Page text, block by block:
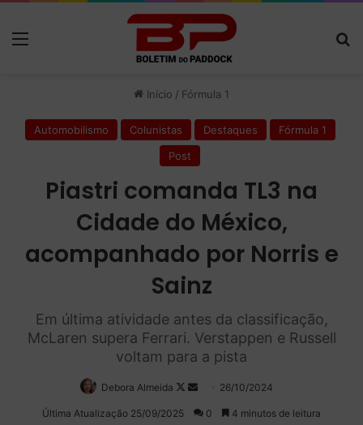
Início / Fórmula 1
Automobilismo Colunistas Destaques
Fórmula 1
Post
Piastri comanda TL3 na
Cidade do México,
acompanhado por Norris e
Sainz
Em última atividade antes da classificação,
McLaren supera Ferrari. Verstappen e Russell
voltam para a pista
Debora Almeida
Follow
on
Mande
um
26/10/2024
Última Atualização 25/09/2025 0 4 minutos de leitura